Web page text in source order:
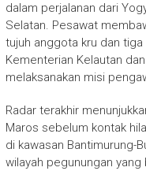
dalam perjalanan dari
Selatan. Pesawat
tujuh anggota kru dan
Kementerian Kelautan
melaksanakan misi
Radar terakhir
Maros sebelum kontak
di kawasan Bantimurung-
wilayah pegunungan